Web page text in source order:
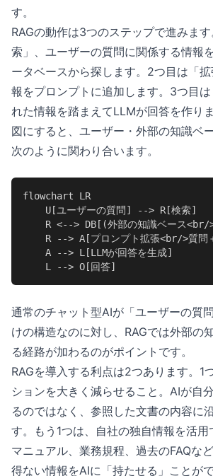
す。
RAGの動作は3つのステップで進みま
索」、ユーザーの質問に関係する情報
ータベースから探します。2つ目は「
報をプロンプトに追加します。3つ目
れた情報を踏まえてLLMが回答を作りま
図にすると、ユーザー・外部の知識ベ
次のように関わり合います。
flowchart LR
    U[ユーザーの質問] --> R[検索]
R <--> DB[(外部の知識ベース<br/>
R --> A[プロンプト拡張<br/>質問
    A --> L[LLMが回答を生成]
    L --> O[回答]
通常のチャット型AIが「ユーザーの
けの構造なのに対し、RAGでは外部の
る経路が加わるのがポイントです。
RAGを導入する利点は2つあります。1
ションを大きく減らせること。AIが自
るのではなく、参照した文書の内容に
す。もう1つは、自社の独自情報を活
マニュアル、業務規程、過去のFAQな
得ない情報をAIに「持たせる」ことがで